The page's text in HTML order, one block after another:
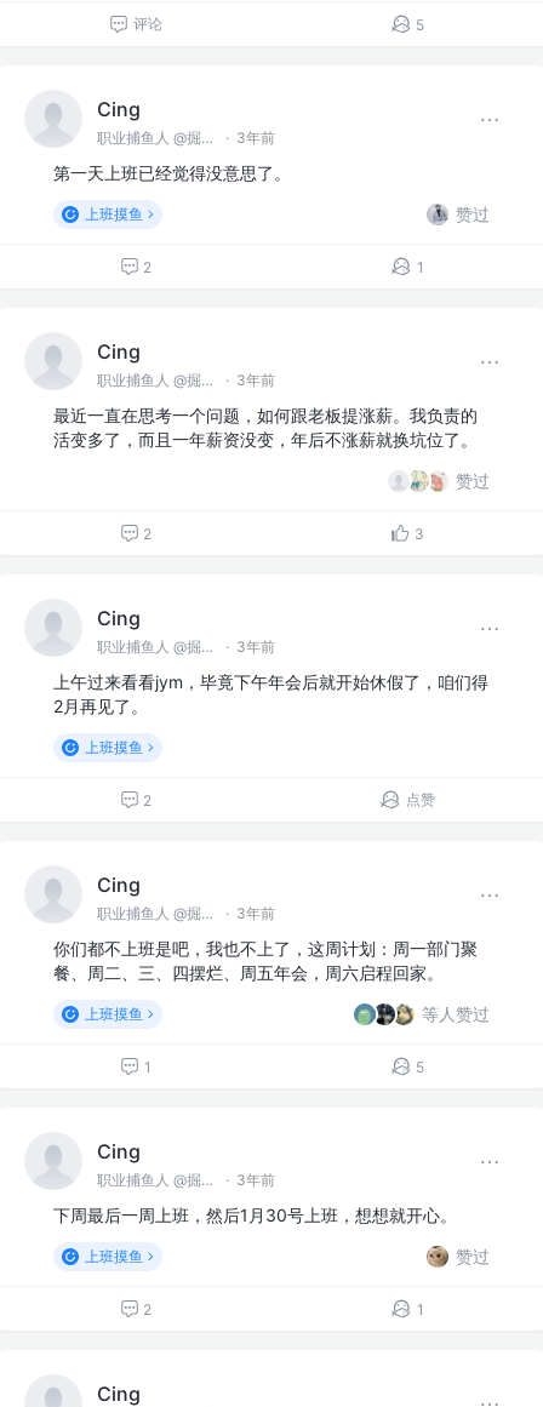
评论 5
Cing
职业捕鱼人 @掘金海产 · 3年前
第一天上班已经觉得没意思了。
上班摸鱼 赞过
2 1
Cing
职业捕鱼人 @掘金海产 · 3年前
最近一直在思考一个问题，如何跟老板提涨薪。我负责的
活变多了，而且一年薪资没变，年后不涨薪就换坑位了。
赞过
2 3
Cing
职业捕鱼人 @掘金海产 · 3年前
上午过来看看jym，毕竟下午年会后就开始休假了，咱们得
2月再见了。
上班摸鱼
2 点赞
Cing
职业捕鱼人 @掘金海产 · 3年前
你们都不上班是吧，我也不上了，这周计划：周一部门聚
餐、周二、三、四摆烂、周五年会，周六启程回家。
上班摸鱼 等人赞过
1 5
Cing
职业捕鱼人 @掘金海产 · 3年前
下周最后一周上班，然后1月30号上班，想想就开心。
上班摸鱼 赞过
2 1
Cing